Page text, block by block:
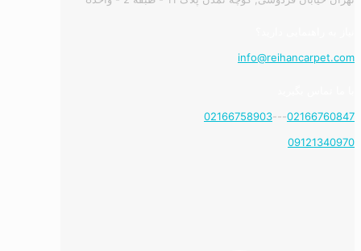
info@reihancarpet.com
02166760847
---
02166758903
09121340970